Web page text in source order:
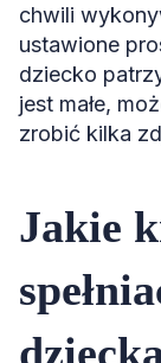
chwili
ustawione
dziecko
jest małe,
zrobić kilka
Jakie